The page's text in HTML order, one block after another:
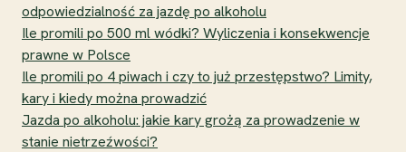
odpowiedzialność za jazdę po alkoholu
Ile promili po 500 ml wódki? Wyliczenia i konsekwencje
prawne w Polsce
Ile promili po 4 piwach i czy to już przestępstwo? Limity,
kary i kiedy można prowadzić
Jazda po alkoholu: jakie kary grożą za prowadzenie w
stanie nietrzeźwości?